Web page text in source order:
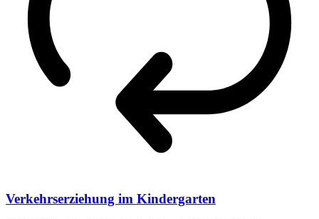
Verkehrserziehung im Kindergarten